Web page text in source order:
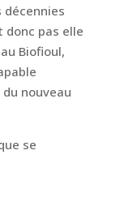
décennies
donc pas elle
Biofioul,
nouveau
se